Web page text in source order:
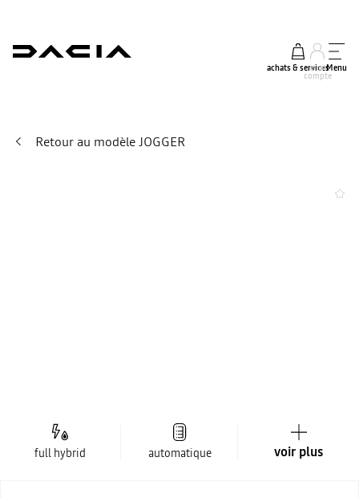
achats & services
mon
compte
Menu
Retour au modèle JOGGER
full hybrid automatique voir plus